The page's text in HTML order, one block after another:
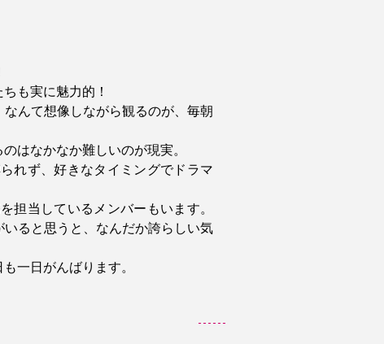
も実に魅力的！
んて想像しながら観るのが、毎朝
はなかなか難しいのが現実。
れず、好きなタイミングでドラマ
担当しているメンバーもいます。
ると思うと、なんだか誇らしい気
一日がんばります。